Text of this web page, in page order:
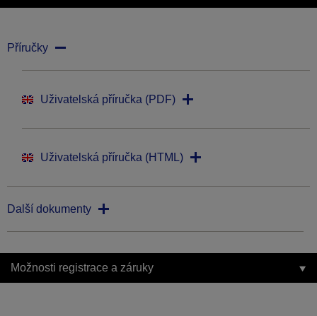
Příručky
Uživatelská příručka (PDF)
Uživatelská příručka (HTML)
Další dokumenty
Možnosti registrace a záruky